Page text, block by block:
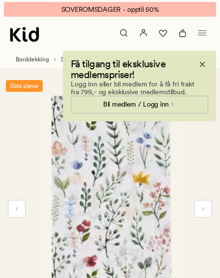
Blooming
kjøkkenservietter
multi
banner.
Klikk
ESCAPE
pause.
SOVEROMSDAGER - opptil 50%
Få tilgang til eksklusive
medlemspriser!
Logg inn eller bli medlem for å få fri frakt
fra 799,- og eksklusive medlemstilbud.
Bli medlem / Logg inn
Borddekking Servietter Papirservietter
Siste sjanse